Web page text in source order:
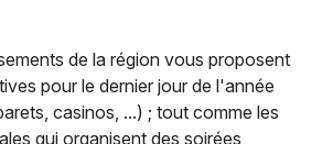
de la région vous proposent
pour le dernier jour de l'année
casinos, ...) ; tout comme les
qui organisent des soirées